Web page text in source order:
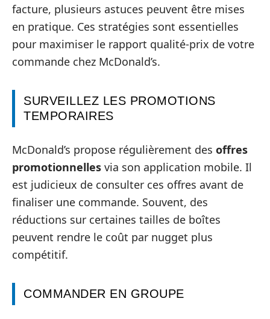
facture, plusieurs astuces peuvent être mises
en pratique. Ces stratégies sont essentielles
pour maximiser le rapport qualité-prix de votre
commande chez McDonald’s.
SURVEILLEZ LES PROMOTIONS
TEMPORAIRES
McDonald’s propose régulièrement des offres
promotionnelles via son application mobile. Il
est judicieux de consulter ces offres avant de
finaliser une commande. Souvent, des
réductions sur certaines tailles de boîtes
peuvent rendre le coût par nugget plus
compétitif.
COMMANDER EN GROUPE